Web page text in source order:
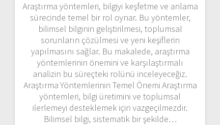
Araştırma yöntemleri, bilgiyi keşfetme ve anlama
sürecinde temel bir rol oynar. Bu yöntemler,
bilimsel bilginin geliştirilmesi, toplumsal
sorunların çözülmesi ve yeni keşiflerin
yapılmasını sağlar. Bu makalede, araştırma
yöntemlerinin önemini ve karşılaştırmalı
analizin bu süreçteki rolünü inceleyeceğiz.
Araştırma Yöntemlerinin Temel Önemi Araştırma
yöntemleri, bilgi üretimini ve toplumsal
ilerlemeyi desteklemek için vazgeçilmezdir.
Bilimsel bilgi, sistematik bir şekilde…